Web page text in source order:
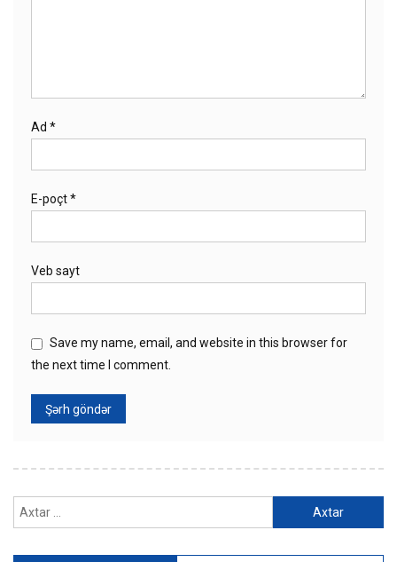
Ad *
E-poçt*
Veb sayt
Save my name, email, and website in this browser for
the next time I comment.